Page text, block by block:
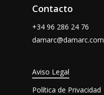
Contacto
+34 96 286 24 76
damarc@damarc.com
Aviso Legal
Política de Privacidad